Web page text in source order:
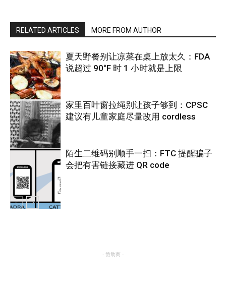
RELATED ARTICLES MORE FROM AUTHOR
热点
夏天野餐别让凉菜在桌上放太久：FDA
说超过 90°F 时 1 小时就是上限
热点
家里百叶窗拉绳别让孩子够到：CPSC
建议有儿童家庭尽量改用 cordless
陌生二维码别顺手一扫：FTC 提醒骗子
会把有害链接藏进 QR code
- 赞助商 -